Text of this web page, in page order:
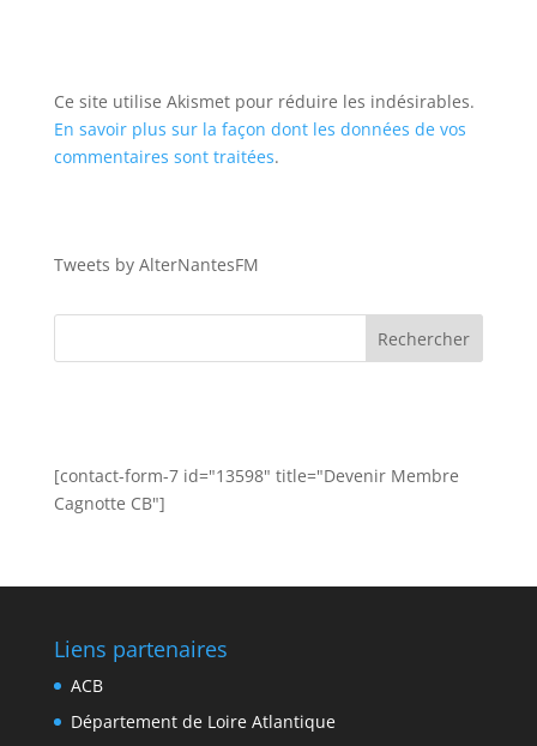
Ce site utilise Akismet pour réduire les indésirables.
En savoir plus sur la façon dont les données de vos
commentaires sont traitées.
Tweets by AlterNantesFM
[contact-form-7 id="13598" title="Devenir Membre
Cagnotte CB"]
Liens partenaires
ACB
Département de Loire Atlantique